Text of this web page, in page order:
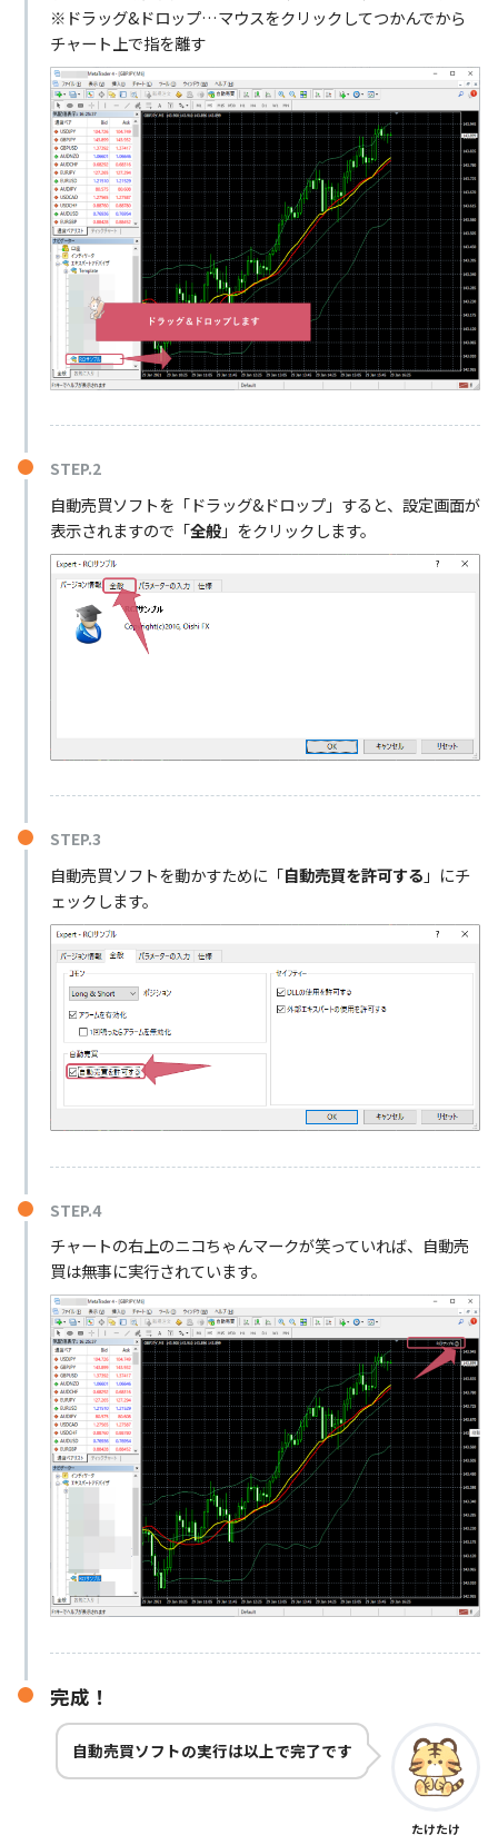
※ドラッグ&ドロップ…マウスをクリックしてつかんでから
チャート上で指を離す
STEP.2
自動売買ソフトを「ドラッグ&ドロップ」すると、設定画面が
表示されますので「全般」をクリックします。
STEP.3
自動売買ソフトを動かすために「自動売買を許可する 」にチ
ェックします。
STEP.4
チャートの右上のニコちゃんマークが笑っていれば、自動売
買は無事に実行されています。
完成！
自動売買ソフトの実行は以上で完了です
たけたけ